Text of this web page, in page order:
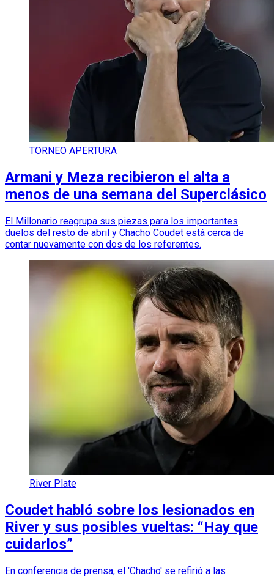
TORNEO APERTURA
Armani y Meza recibieron el alta a
menos de una semana del Superclásico
El Millonario reagrupa sus piezas para los importantes
duelos del resto de abril y Chacho Coudet está cerca de
contar nuevamente con dos de los referentes.
River Plate
Coudet habló sobre los lesionados en
River y sus posibles vueltas: “Hay que
cuidarlos”
En conferencia de prensa, el 'Chacho' se refirió a las